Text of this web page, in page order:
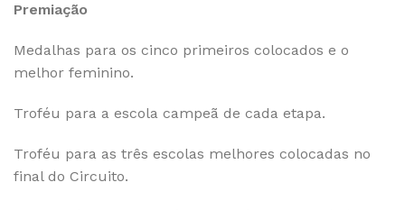
Premiação
Medalhas para os cinco primeiros colocados e o
melhor feminino.
Troféu para a escola campeã de cada etapa.
Troféu para as três escolas melhores colocadas no
final do Circuito.